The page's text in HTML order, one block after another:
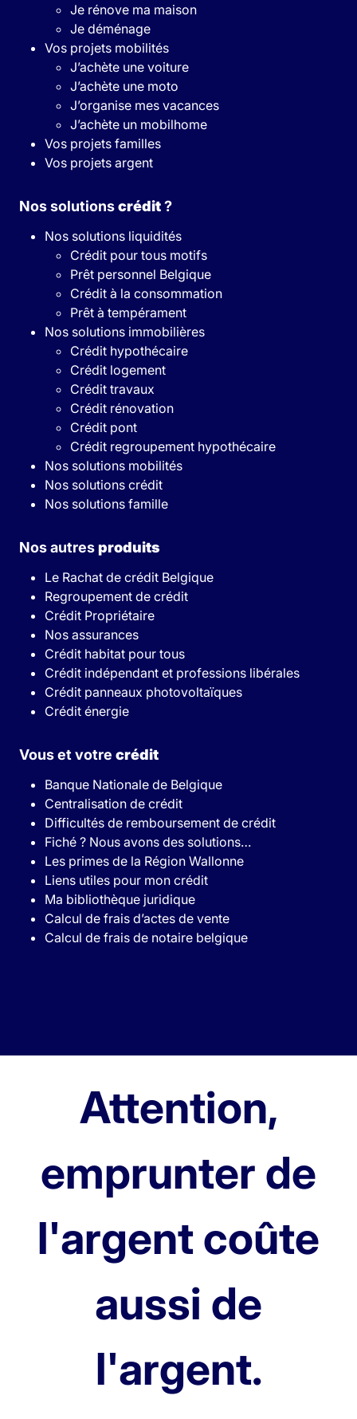
Je rénove ma maison
Je déménage
Vos projets mobilités
J’achète une voiture
J’achète une moto
J’organise mes vacances
J’achète un mobilhome
Vos projets familles
Vos projets argent
Nos solutionscrédit?
Nos solutions liquidités
Crédit pour tous motifs
Prêt personnel Belgique
Crédit à la consommation
Prêt à tempérament
Nos solutions immobilières
Crédit hypothécaire
Crédit logement
Crédit travaux
Crédit rénovation
Crédit pont
Crédit regroupement hypothécaire
Nos solutions mobilités
Nos solutions crédit
Nos solutions famille
Nos autresproduits
Le Rachat de crédit Belgique
Regroupement de crédit
Crédit Propriétaire
Nos assurances
Crédit habitat pour tous
Crédit indépendant et professions libérales
Crédit panneaux photovoltaïques
Crédit énergie
Vous et votre crédit
Banque Nationale de Belgique
Centralisation de crédit
Difficultés de remboursement de crédit
Fiché ? Nous avons des solutions…
Les primes de la Région Wallonne
Liens utiles pour mon crédit
Ma bibliothèque juridique
Calcul de frais d’actes de vente
Calcul de frais de notaire belgique
Attention,
emprunter de
l'argent coûte
aussi de
l'argent.